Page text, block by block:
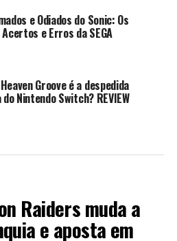
zueiro
Mqt3zgb7LMo
youtu.be/GzL9-XRMHwI
BqPqrhNcL3Y
e Odiados do Sonic: Os
e Erros da SEGA
Groove é a despedida
Nintendo Switch? REVIEW
Raiders muda a
e aposta em